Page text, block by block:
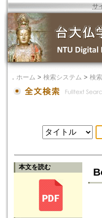
サ
． ホーム > 検索システム > 検
本文を読む